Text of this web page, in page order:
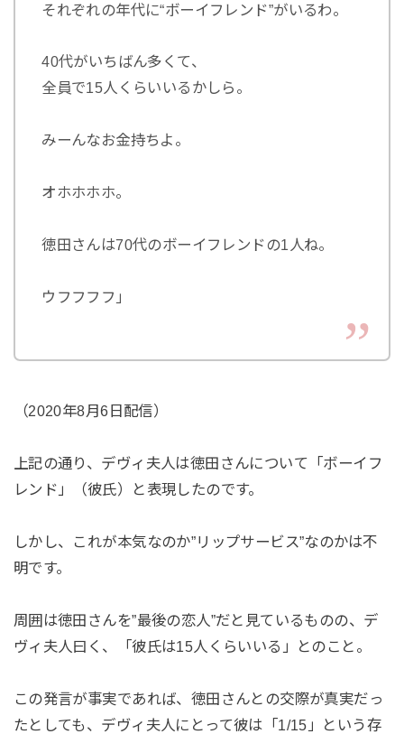
それぞれの年代に“ボーイフレンド”がいるわ。
40代がいちばん多くて、
全員で15人くらいいるかしら。
みーんなお金持ちよ。
オホホホホ。
徳田さんは70代のボーイフレンドの1人ね。
ウフフフフ」
（2020年8月6日配信）
上記の通り、デヴィ夫人は徳田さんについて「ボーイフ
レンド」（彼氏）と表現したのです。
しかし、これが本気なのか”リップサービス”なのかは不
明です。
周囲は徳田さんを”最後の恋人”だと見ているものの、デ
ヴィ夫人曰く、「彼氏は15人くらいいる」とのこと。
この発言が事実であれば、徳田さんとの交際が真実だっ
たとしても、デヴィ夫人にとって彼は「1/15」という存